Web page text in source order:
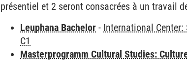
présentiel et 2 seront consacrées à un travail
Leuphana Bachelor - International Center:
C1
Masterprogramm Cultural Studies: